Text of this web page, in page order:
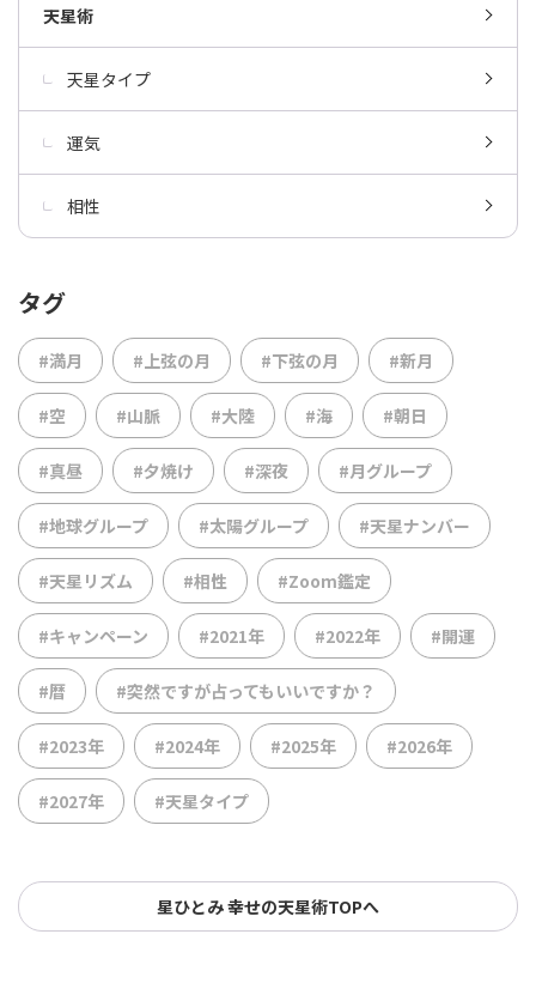
天星術
天星タイプ
運気
相性
タグ
#満月 #上弦の月 #下弦の月 #新月
#空 #山脈 #大陸 #海 #朝日
#真昼 #夕焼け #深夜 #月グループ
#地球グループ #太陽グループ #天星ナンバー
#天星リズム #相性 #Zoom鑑定
#キャンペーン #2021年 #2022年 #開運
#暦 #突然ですが占ってもいいですか？
#2023年 #2024年 #2025年 #2026年
#2027年 #天星タイプ
星ひとみ 幸せの天星術TOPへ